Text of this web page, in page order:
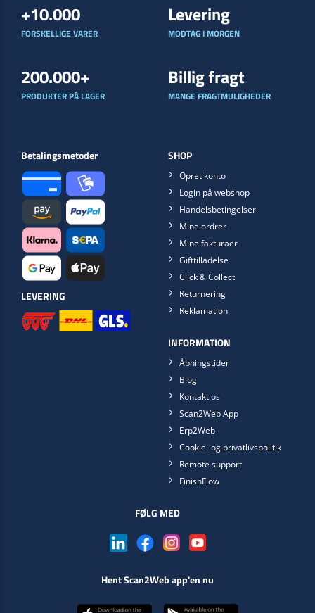
+10.000
FORSKELLIGE VARER
Levering
MODTAG I MORGEN
200.000+
PRODUKTER PÅ LAGER
Billig fragt
MANGE FRAGTMULIGHEDER
Betalingsmetoder
LEVERING
SHOP
Opret konto
Login på webshop
Handelsbetingelser
Mine ordrer
Mine fakturaer
Gifttilladelse
Click & Collect
Returnering
Reklamation
INFORMATION
Åbningstider
Blog
Kontakt os
Scan2Web App
Erp2Web
Cookie- og privatlivspolitik
Remote support
FinishFlow
FØLG MED
Hent Scan2Web app'en nu